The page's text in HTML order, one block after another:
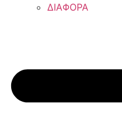
ΔΙΑΦΟΡΑ